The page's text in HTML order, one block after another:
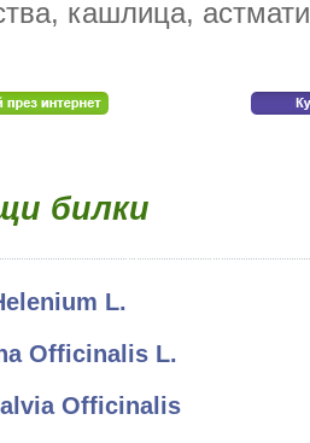
кашлица,
билки
L.
Officinalis L.
Officinalis